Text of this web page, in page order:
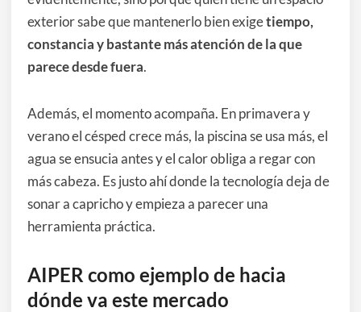
exterior sabe que mantenerlo bien exigetiempo,
constancia y bastante más atención de la que
parece desde fuera.
Además, el momento acompaña. En primavera y
verano el césped crece más, la piscina se usa más, el
agua se ensucia antes y el calor obliga a regar con
más cabeza. Es justo ahí donde la tecnología deja de
sonar a capricho y empieza a parecer una
herramienta práctica.
AIPER como ejemplo de hacia
dónde va este mercado